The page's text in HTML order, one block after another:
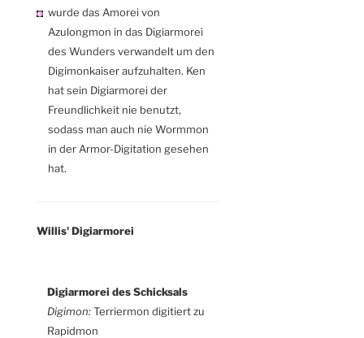
wurde das Amorei von
Azulongmon in das Digiarmorei
des Wunders verwandelt um den
Digimonkaiser aufzuhalten. Ken
hat sein Digiarmorei der
Freundlichkeit nie benutzt,
sodass man auch nie Wormmon
in der Armor-Digitation gesehen
hat.
Willis' Digiarmorei
Digiarmorei des Schicksals
Digimon:Terriermon digitiert zu
Rapidmon